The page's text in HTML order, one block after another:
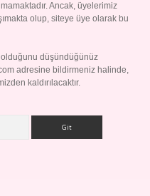
Ancak, üyelerimiz
olup, siteye üye olarak bu
olduğunu düşündüğünüz
adresine bildirmeniz halinde,
kaldırılacaktır.